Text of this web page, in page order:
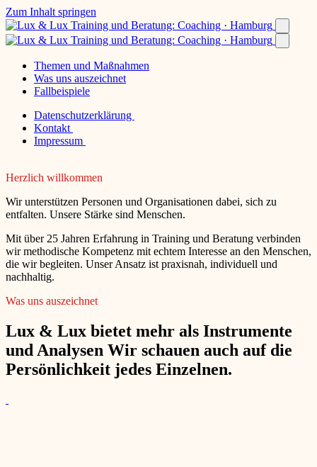
Zum Inhalt springen
Themen und Maßnahmen
Was uns auszeichnet
Fallbeispiele
Datenschutzerklärung
Kontakt
Impressum
Herzlich willkommen
Wir unterstützen Personen und Organisationen dabei, sich zu
entfalten. Unsere Stärke sind Menschen.
Mit über 25 Jahren Erfahrung in Training und Beratung verbinden
wir methodische Kompetenz mit echtem Interesse an den Menschen,
die wir begleiten. Unser Ansatz ist praxisnah, individuell und
nachhaltig.
Was uns auszeichnet
Lux & Lux bietet mehr als Instrumente
und Analysen Wir schauen auch auf die
Persönlichkeit jedes Einzelnen.